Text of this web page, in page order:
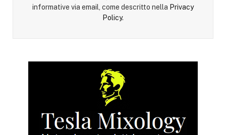
informative via email, come descritto nella Privacy
Policy.